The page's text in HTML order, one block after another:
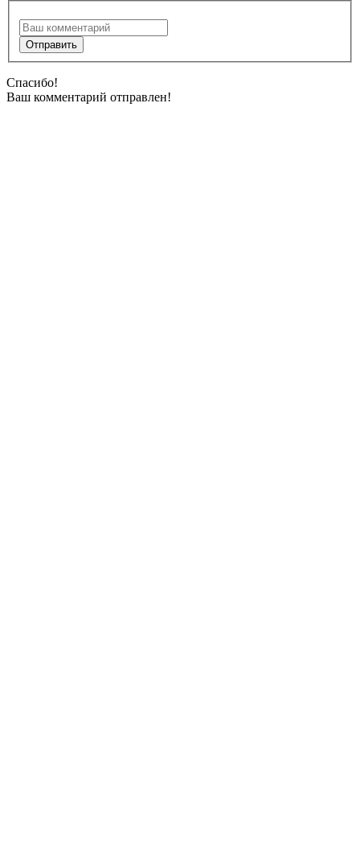
Спасибо!
Ваш комментарий отправлен!